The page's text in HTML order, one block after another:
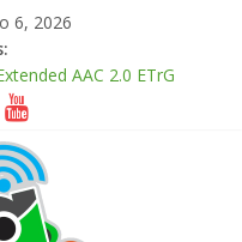
6, 2026
AAC 2.0 ETrG
Steam Rip DLC
All Versions (x32-x64)